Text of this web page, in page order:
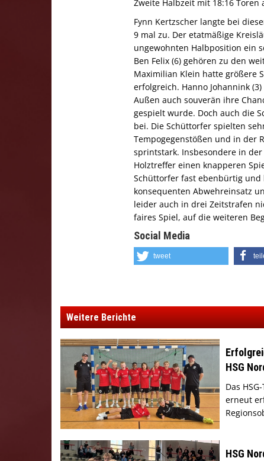
Zweite Halbzeit mit 18:16 Toren
Fynn Kertzscher langte bei
9 mal zu. Der etatmäßige
ungewohnten Halbposition ein
Ben Felix (6) gehören zu den
Maximilian Klein hatte größere
erfolgreich. Hanno Johannink
Außen auch souverän ihre
gespielt wurde. Doch auch die
bei. Die Schüttorfer spielten
Tempogegenstößen und in der
sprintstark. Insbesondere in
Holztreffer einen knapperen
Schüttorfer fast ebenbürtig
konsequenten Abwehreinsatz
leider auch in drei Zeitstrafen
faires Spiel, auf die weiteren
Social Media
tweet
Weitere Berichte
HSG
Das
erneut
HSG